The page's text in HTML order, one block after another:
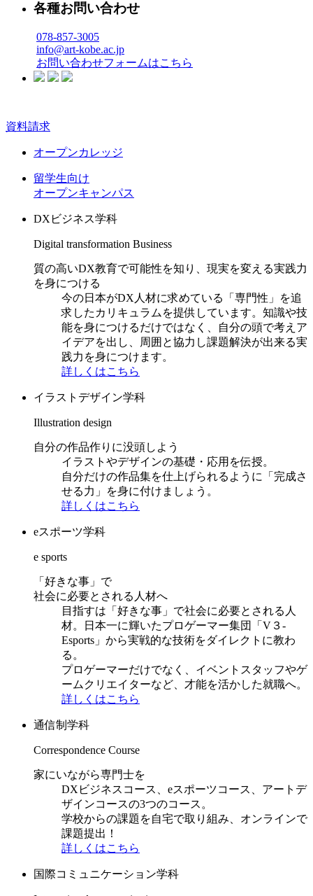
各種お問い合わせ
078-857-3005
info@art-kobe.ac.jp
お問い合わせフォームはこちら
資料請求
オープンカレッジ
留学生向け
オープンキャンパス
DXビジネス学科
Digital transformation Business
質の高いDX教育で可能性を知り、現実を変える実践力
を身につける
今の日本がDX人材に求めている「専門性」を追
求したカリキュラムを提供しています。知識や技
能を身につけるだけではなく、自分の頭で考えア
イデアを出し、周囲と協力し課題解決が出来る実
践力を身につけます。
詳しくはこちら
イラストデザイン学科
Illustration design
自分の作品作りに没頭しよう
イラストやデザインの基礎・応用を伝授。
自分だけの作品集を仕上げられるように「完成さ
せる力」を身に付けましょう。
詳しくはこちら
eスポーツ学科
e sports
「好きな事」で
社会に必要とされる人材へ
目指すは「好きな事」で社会に必要とされる人
材。日本一に輝いたプロゲーマー集団「V３-
Esports」から実戦的な技術をダイレクトに教わ
る。
プロゲーマーだけでなく、イベントスタッフやゲ
ームクリエイターなど、才能を活かした就職へ。
詳しくはこちら
通信制学科
Correspondence Course
家にいながら専門士を
DXビジネスコース、eスポーツコース、アートデ
ザインコースの3つのコース。
学校からの課題を自宅で取り組み、オンラインで
課題提出！
詳しくはこちら
国際コミュニケーション学科